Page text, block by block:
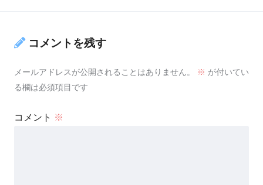
コメントを残す
メールアドレスが公開されることはありません。 ※ が付いてい
る欄は必須項目です
コメント ※